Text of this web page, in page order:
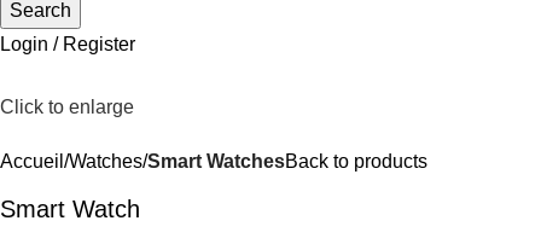
Search
Login / Register
Click to enlarge
Accueil Watches Smart WatchesBack to products
Smart Watch